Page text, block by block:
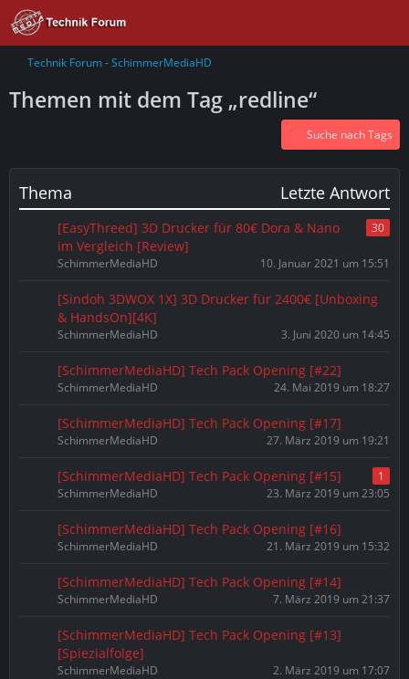
Technik Forum - SchimmerMediaHD
Themen mit dem Tag „redline“
Suche nach Tags
Thema Letzte Antwort
[EasyThreed] 3D Drucker für 80€ Dora & Nano
im Vergleich [Review]
30
SchimmerMediaHD 10. Januar 2021 um 15:51
[Sindoh 3DWOX 1X] 3D Drucker für 2400€ [Unboxing
& HandsOn][4K]
SchimmerMediaHD 3. Juni 2020 um 14:45
[SchimmerMediaHD] Tech Pack Opening [#22]
SchimmerMediaHD 24. Mai 2019 um 18:27
[SchimmerMediaHD] Tech Pack Opening [#17]
SchimmerMediaHD 27. März 2019 um 19:21
[SchimmerMediaHD] Tech Pack Opening [#15]
1
SchimmerMediaHD
23. März 2019 um 23:05
[SchimmerMediaHD] Tech Pack Opening [#16]
SchimmerMediaHD 21. März 2019 um 15:32
[SchimmerMediaHD] Tech Pack Opening [#14]
SchimmerMediaHD 7. März 2019 um 21:37
[SchimmerMediaHD] Tech Pack Opening [#13]
[Spiezialfolge]
SchimmerMediaHD 2. März 2019 um 17:07